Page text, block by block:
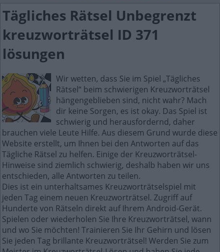
Tägliches Rätsel Unbegrenzt
kreuzworträtsel ID 371
lösungen
Wir wetten, dass Sie im Spiel „Tägliches
Rätsel“ beim schwierigen Kreuzworträtsel
hängengeblieben sind, nicht wahr? Mach
dir keine Sorgen, es ist okay. Das Spiel ist
schwierig und herausfordernd, daher
brauchen viele Leute Hilfe. Aus diesem Grund wurde diese
Website erstellt, um Ihnen bei den Antworten auf das
Tägliche Rätsel zu helfen. Einige der Kreuzworträtsel-
Hinweise sind ziemlich schwierig, deshalb haben wir uns
entschieden, alle Antworten zu teilen.
Dies ist ein unterhaltsames Kreuzworträtselspiel mit
jeden Tag einem neuen Kreuzworträtsel. Zugriff auf
Hunderte von Rätseln direkt auf Ihrem Android-Gerät.
Spielen oder wiederholen Sie Ihre Kreuzworträtsel, wann
und wo Sie möchten! Trainieren Sie Ihr Gehirn und lösen
Sie jeden Tag brillante Kreuzworträtsel! Werden Sie zum